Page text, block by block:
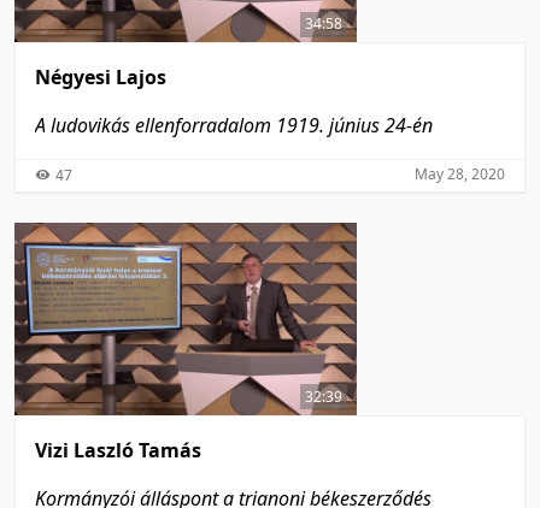
34:58
Négyesi Lajos
A ludovikás ellenforradalom 1919. június 24-én
47 May 28, 2020
32:39
Vizi Laszló Tamás
Kormányzói álláspont a trianoni békeszerződés